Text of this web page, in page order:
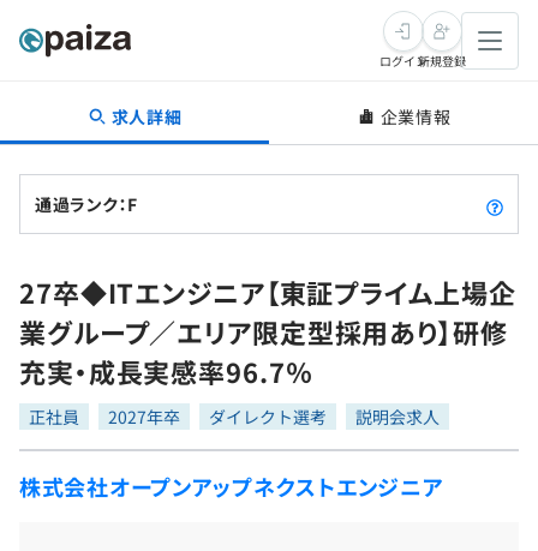
転職・キャリア
転職成功ガイド
転職エージェント
インタビュー
転職成功ガイド
新卒就活
求人検索
本選考
インターン
新卒エージェント
学習
問題集
4択課題
プログラミング言語
ゲーム・マンガ
ログイン新規登録
求人詳細 企業情報
通過ランク：F
27卒◆ITエンジニア【東証プライム上場企
業グループ／エリア限定型採用あり】研修
充実・成長実感率96.7％
正社員 2027年卒 ダイレクト選考 説明会求人
株式会社オープンアップネクストエンジニア